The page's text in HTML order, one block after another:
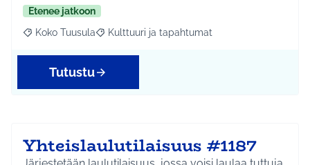
Etenee jatkoon
Rajaa tulokset aihepiirin mukaan: Koko Tuusula
Koko Tuusula Rajaa tulokset teeman mukaan: Kulttuuri ja
Kulttuuri ja tapahtumat
Tutustu
Yhteislaulutilaisuus #1187